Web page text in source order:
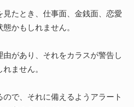
見たとき、仕事面、金銭面、恋愛
かもしれません。
があり、それをカラスが警告し
ません。
ので、それに備えるようアラート